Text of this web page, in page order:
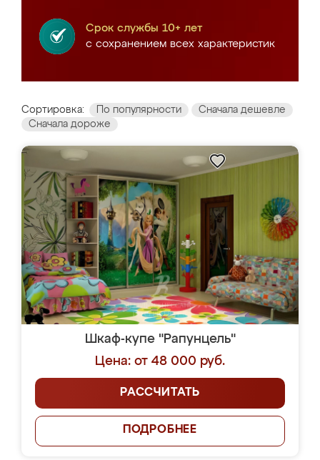
Срок службы 10+ лет
с сохранением всех характеристик
Сортировка: По популярности
Сначала дешевле
Сначала дороже
Шкаф-купе "Рапунцель"
Цена: от 48 000 руб.
РАССЧИТАТЬ
ПОДРОБНЕЕ